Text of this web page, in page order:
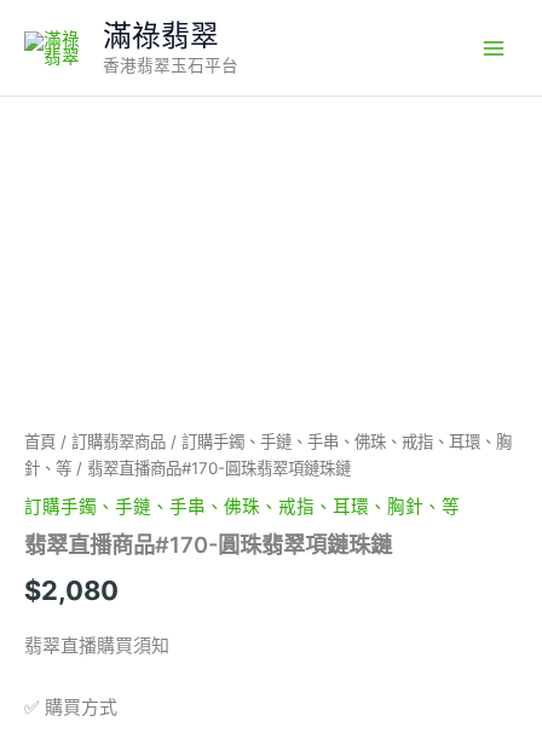
content
滿祿翡翠
香港翡翠玉石平台
首頁 / 訂購翡翠商品 / 訂購手鐲、手鏈、手串、佛珠、戒指、耳環、胸
針、等 / 翡翠直播商品#170-圓珠翡翠項鏈珠鏈
訂購手鐲、手鏈、手串、佛珠、戒指、耳環、胸針、等
翡翠直播商品#170-圓珠翡翠項鏈珠鏈
$2,080
翡翠直播購買須知
✅ 購買方式
鏈
珠
鏈
數
量